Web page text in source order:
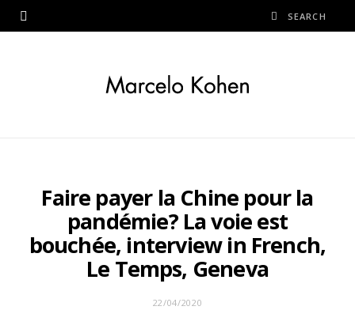
Faire payer la Chine pour la
pandémie? La voie est
bouchée, interview in French,
Le Temps, Geneva
22/04/2020